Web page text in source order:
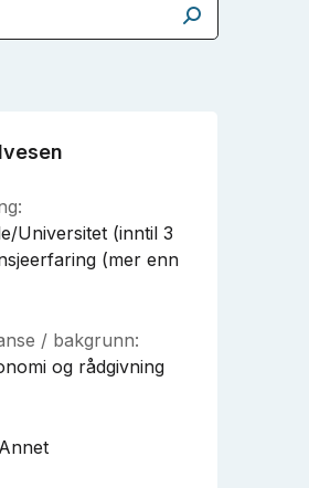
Universitet (inntil 3
(mer enn
/ bakgrunn:
og rådgivning